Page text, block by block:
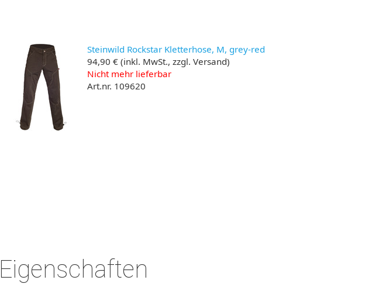
Steinwild Rockstar Kletterhose, M, grey-red
94,90 € (inkl. MwSt., zzgl. Versand)
Nicht mehr lieferbar
Art.nr. 109620
Eigenschaften